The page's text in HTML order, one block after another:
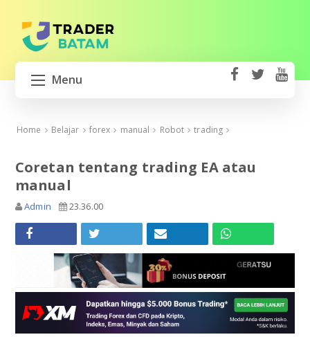
Menu
GERATSU
MIFX MONEX
XM BROKER
EXNESS
VIDEO TUTORIAL
Home Belajar forex manual Robot trading
Coretan tentang trading EA atau
manual
Admin 23.36.00